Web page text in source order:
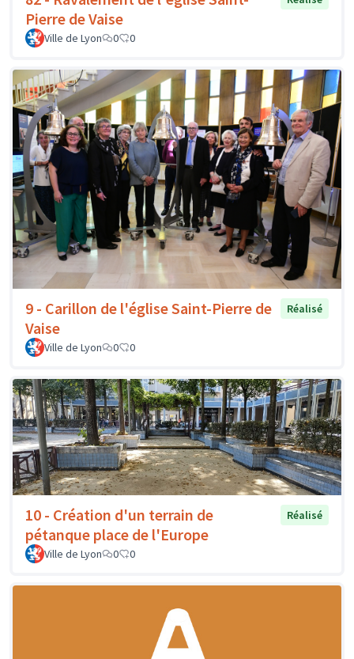
Pierre de Vaise
Ville de Lyon 0 0
9 - Carillon de l'église Saint-Pierre de
Vaise
Réalisé
Ville de Lyon 0 0
10 - Création d'un terrain de
pétanque place de l'Europe
Réalisé
Ville de Lyon 0 0